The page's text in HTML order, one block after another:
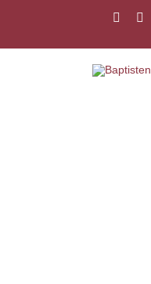
springen